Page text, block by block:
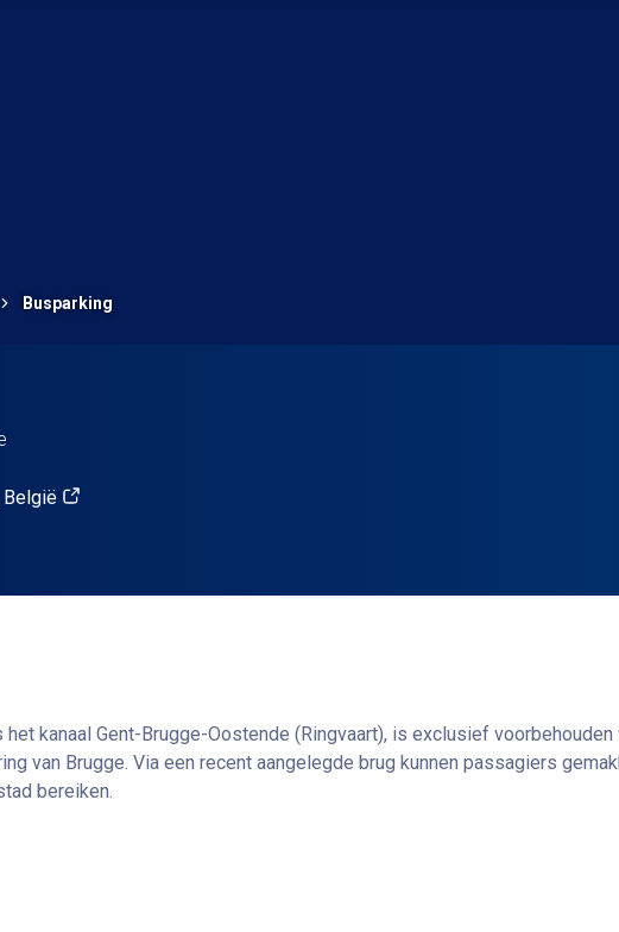
Busparking
België
kanaal Gent-Brugge-Oostende (Ringvaart), is exclusief
van Brugge. Via een recent aangelegde brug kunnen passagiers
bereiken.
voor grote voertuigen, ideaal voor groepen op excursie of